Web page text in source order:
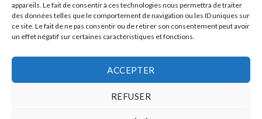
appareils. Le fait de consentir à ces technologies nous permettra de traiter
des données telles que le comportement de navigation ou les ID uniques sur
ce site. Le fait de ne pas consentir ou de retirer son consentement peut avoir
un effet négatif sur certaines caractéristiques et fonctions.
ACCEPTER
REFUSER
ALLO BOX DÉCO
Une question ?